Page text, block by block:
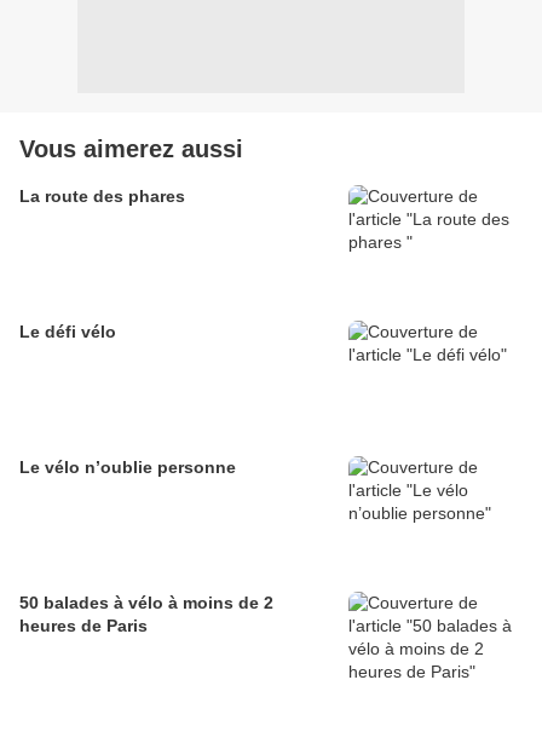
Vous aimerez aussi
La route des phares
Le défi vélo
Le vélo n’oublie personne
50 balades à vélo à moins de 2
heures de Paris